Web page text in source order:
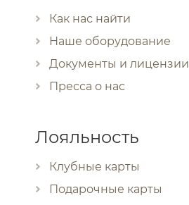
Как нас найти
Наше оборудование
Документы и лицензии
Пресса о нас
Лояльность
Клубные карты
Подарочные карты